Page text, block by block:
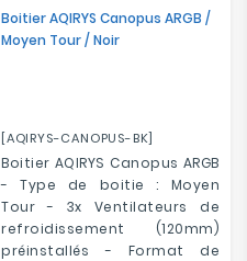
Boitier AQIRYS Canopus ARGB /
Moyen Tour / Noir
[AQIRYS-CANOPUS-BK]
Boitier AQIRYS Canopus ARGB
- Type de boitie : Moyen
Tour - 3x Ventilateurs de
refroidissement (120mm)
préinstallés - Format de